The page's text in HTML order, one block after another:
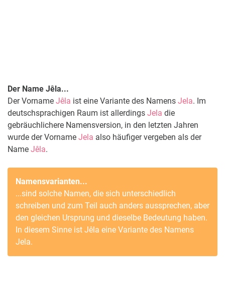
Der Name Jêla...
Der Vorname Jêla ist eine Variante des Namens Jela. Im
deutschsprachigen Raum ist allerdings Jela die
gebräuchlichere Namensversion, in den letzten Jahren
wurde der Vorname Jela also häufiger vergeben als der
Name Jêla.
Namensvarianten...
...sind solche Namen, die sich unterschiedlich
schreiben und zum Teil auch anders aussprechen, aber
den gleichen Ursprung und dieselbe Bedeutung haben.
In diesem Sinne ist Jêla eine Variante des Namens
Jela.